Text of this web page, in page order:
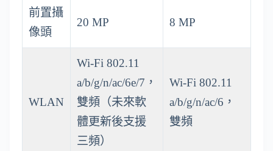
前置攝
像頭
20 MP 8 MP
WLAN
Wi-Fi 802.11
a/b/g/n/ac/6e/7，
雙頻（未來軟
體更新後支援
三頻）
Wi-Fi 802.11
a/b/g/n/ac/6，
雙頻